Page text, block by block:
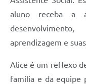
aluno receba a
aprendizagem e
Alice é um reflexo
família e da equipe